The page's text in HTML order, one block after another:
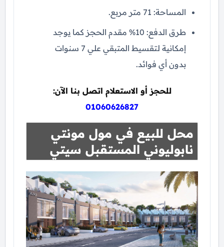
المساحة: 71 متر مربع.
طرق الدفع: 10% مقدم الحجز كما يوجد
إمكانية لتقسيط المتبقي علي 7 سنوات
بدون أي فوائد.
للحجز أو الاستعلام اتصل بنا الآن:
01060626827
محل للبيع في مول مونتي
نابوليوني المستقبل سيتي